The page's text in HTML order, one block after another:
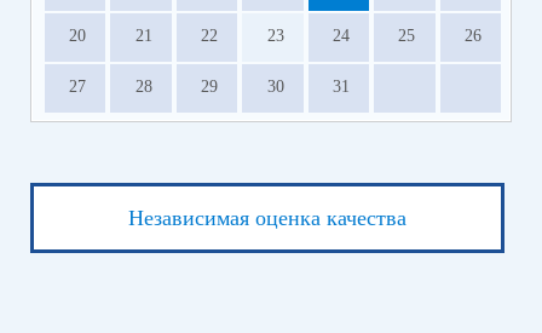
20 21 22 23 24 25 26
27 28 29 30 31
Независимая оценка качества